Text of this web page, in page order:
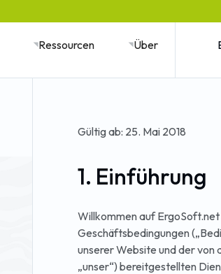
Ressourcen Über
Gültig ab: 25. Mai 2018
1. Einführung
Willkommen auf
Geschäftsbedingungen
unserer Website und der von
„unser“) bereitgestellten